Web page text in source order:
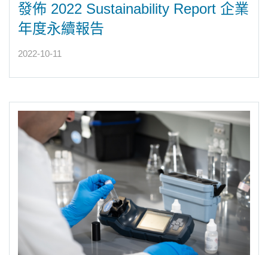
發佈 2022 Sustainability Report 企業
年度永續報告
2022-10-11